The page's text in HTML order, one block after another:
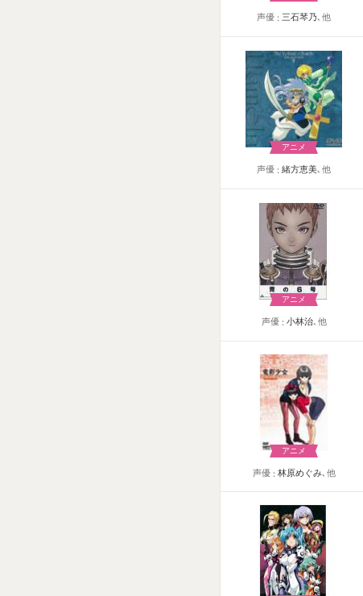
声優 三石琴乃､他
アニメ
声優 緒方恵美､他
アニメ
声優 小林治､他
アニメ
声優 林原めぐみ､他